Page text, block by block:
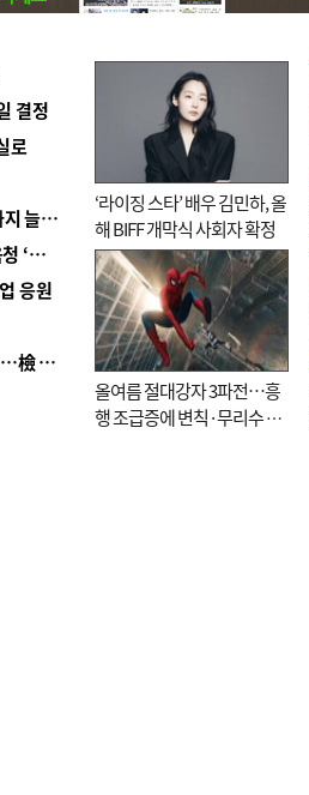
결정
로
■ 경남 농정 비전 ‘잘 사는 농촌’…스마트팜 1000㏊까지 늘린다
■ 교육혁신선도지 공모 코앞인데…구·군 난색에 교육청 ‘쩔쩔’
응원
■ 검사 신분 버리고 직급하향(10년 이하 저연차 검사)…檢 중수청행 기피
‘라이징 스타’ 배우 김민하, 올
해 BIFF 개막식 사회자 확정
올여름 절대강자 3파전…흥
행 조급증에 변칙·무리수 마